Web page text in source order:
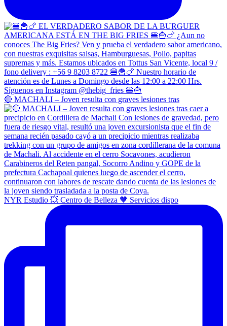
🔴 MACHALI – Joven resulta con graves lesiones tras
NYR Estudio 💥 Centro de Belleza 🧡 Servicios dispo